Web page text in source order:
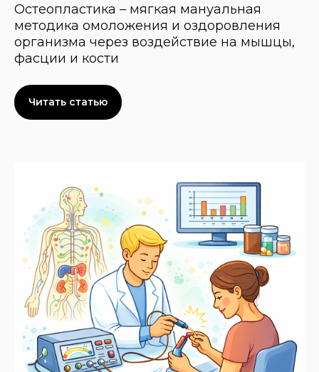
Остеопластика – мягкая мануальная
методика омоложения и оздоровления
организма через воздействие на мышцы,
фасции и кости
Читать статью